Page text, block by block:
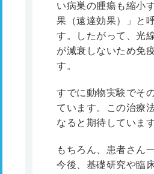
い病巣の腫瘍も縮小
果（遠達効果）」と
す。したがって、光
が減衰しないため免
す。
すでに動物実験でそ
ています。この治療
なると期待しています
もちろん、患者さん
今後、基礎研究や臨